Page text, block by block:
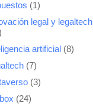
(1)
legal y legaltech
artificial (8)
(7)
(3)
(24)